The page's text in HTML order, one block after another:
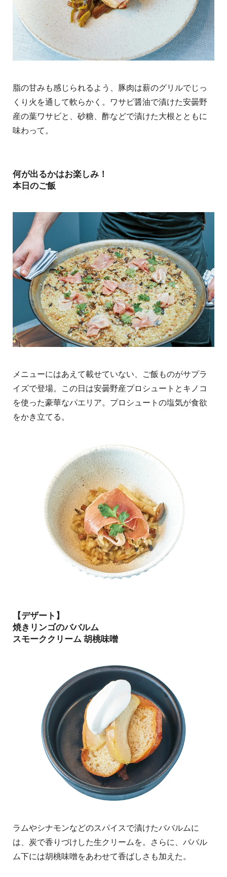
脂の甘みも感じられるよう、豚肉は薪のグリルでじっ
くり火を通して軟らかく。ワサビ醤油で漬けた安曇野
産の葉ワサビと、砂糖、酢などで漬けた大根とともに
味わって。
何が出るかはお楽しみ！
本日のご飯
メニューにはあえて載せていない、ご飯ものがサプラ
イズで登場。この日は安曇野産プロシュートとキノコ
を使った豪華なパエリア。プロシュートの塩気が食欲
をかき立てる。
【デザート】
焼きリンゴのババルム
スモーククリーム 胡桃味噌
ラムやシナモンなどのスパイスで漬けたババルムに
は、炭で香りづけした生クリームを。さらに、ババル
ム下には胡桃味噌をあわせて香ばしさも加えた。